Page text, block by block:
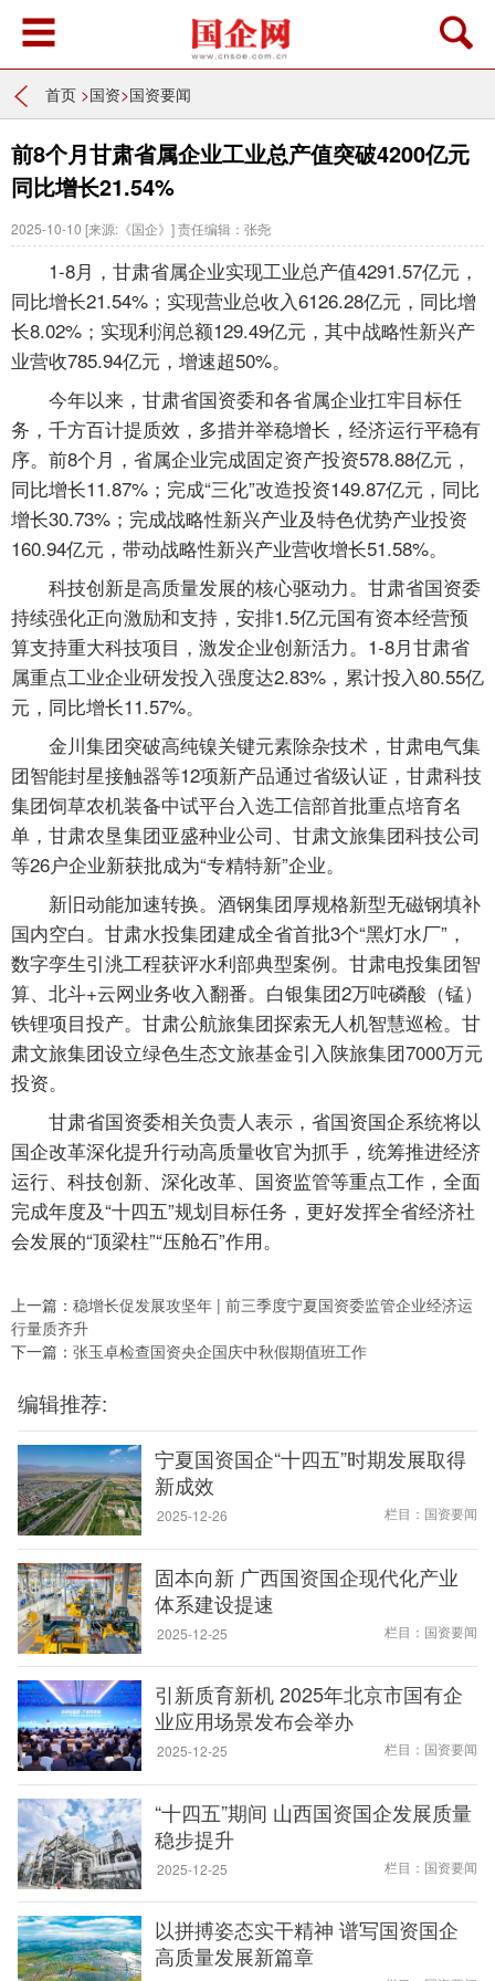
首页 >国资>国资要闻
前8个月甘肃省属企业工业总产值突破4200亿元
同比增长21.54%
2025-10-10 [来源:《国企》]责任编辑：张尧
1-8月，甘肃省属企业实现工业总产值4291.57亿元，
同比增长21.54%；实现营业总收入6126.28亿元，同比增
长8.02%；实现利润总额129.49亿元，其中战略性新兴产
业营收785.94亿元，增速超50%。
今年以来，甘肃省国资委和各省属企业扛牢目标任
务，千方百计提质效，多措并举稳增长，经济运行平稳有
序。前8个月，省属企业完成固定资产投资578.88亿元，
同比增长11.87%；完成“三化”改造投资149.87亿元，同比
增长30.73%；完成战略性新兴产业及特色优势产业投资
160.94亿元，带动战略性新兴产业营收增长51.58%。
科技创新是高质量发展的核心驱动力。甘肃省国资委
持续强化正向激励和支持，安排1.5亿元国有资本经营预
算支持重大科技项目，激发企业创新活力。1-8月甘肃省
属重点工业企业研发投入强度达2.83%，累计投入80.55亿
元，同比增长11.57%。
金川集团突破高纯镍关键元素除杂技术，甘肃电气集
团智能封星接触器等12项新产品通过省级认证，甘肃科技
集团饲草农机装备中试平台入选工信部首批重点培育名
单，甘肃农垦集团亚盛种业公司、甘肃文旅集团科技公司
等26户企业新获批成为“专精特新”企业。
新旧动能加速转换。酒钢集团厚规格新型无磁钢填补
国内空白。甘肃水投集团建成全省首批3个“黑灯水厂”，
数字孪生引洮工程获评水利部典型案例。甘肃电投集团智
算、北斗+云网业务收入翻番。白银集团2万吨磷酸（锰）
铁锂项目投产。甘肃公航旅集团探索无人机智慧巡检。甘
肃文旅集团设立绿色生态文旅基金引入陕旅集团7000万元
投资。
甘肃省国资委相关负责人表示，省国资国企系统将以
国企改革深化提升行动高质量收官为抓手，统筹推进经济
运行、科技创新、深化改革、国资监管等重点工作，全面
完成年度及“十四五”规划目标任务，更好发挥全省经济社
会发展的“顶梁柱”“压舱石”作用。
上一篇： 稳增长促发展攻坚年 | 前三季度​宁夏国资委监管企业经济运
行量质齐升
下一篇： 张玉卓检查国资央企国庆中秋假期值班工作
编辑推荐:
宁夏国资国企“十四五”时期发展取得
新成效
2025-12-26 栏目：国资要闻
固本向新 广西国资国企现代化产业
体系建设提速
2025-12-25 栏目：国资要闻
引新质育新机 2025年北京市国有企
业应用场景发布会举办
2025-12-25 栏目：国资要闻
“十四五”期间 山西国资国企发展质量
稳步提升
2025-12-25 栏目：国资要闻
以拼搏姿态实干精神 谱写国资国企
高质量发展新篇章